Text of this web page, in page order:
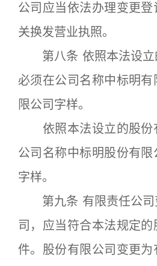
公司应当依法办理变更
关换发营业执照。
第八条 依照本法设立
必须在公司名称中标明
限公司字样。
依照本法设立的股份
公司名称中标明股份有
字样。
第九条 有限责任公司
司，应当符合本法规定
件。股份有限公司变更